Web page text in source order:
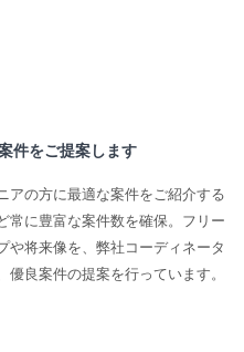
件をご提案します
アの方に最適な案件をご紹介する
常に豊富な案件数を確保。フリー
や将来像を、弊社コーディネータ
良案件の提案を行っています。